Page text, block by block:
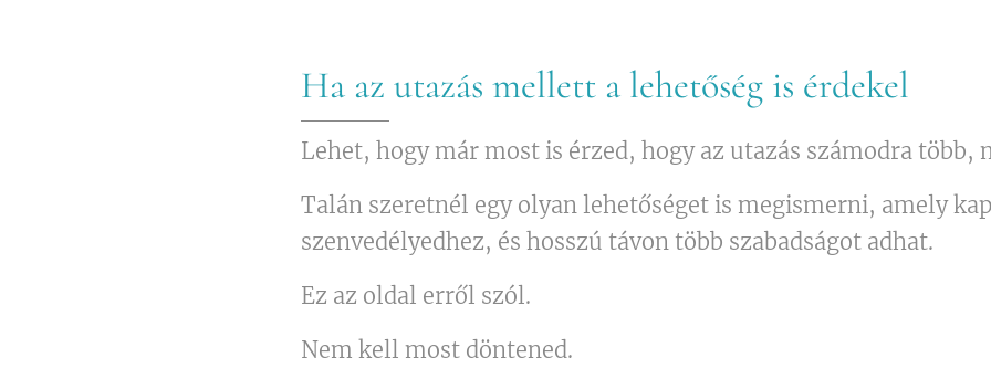
Ha az utazás mellett a lehetőség is érdekel
Lehet, hogy már most is érzed, hogy az utazás számodra több,
Talán szeretnél egy olyan lehetőséget is megismerni, amely
szenvedélyedhez, és hosszú távon több szabadságot adhat.
Ez az oldal erről szól.
Nem kell most döntened.